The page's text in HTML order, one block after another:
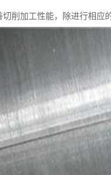
削加工性能，除进行相应